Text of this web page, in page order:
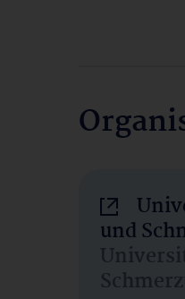
und